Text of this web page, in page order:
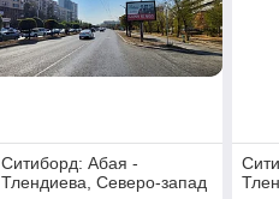
Ситиборд: Абая -
Тлендиева, Северо-запад